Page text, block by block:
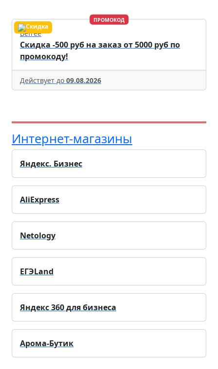
ПРОМОКОД
Befree
Скидка -500 руб на заказ от 5000 руб по
промокоду!
Действует до 09.08.2026
Интернет-магазины
Яндекс. Бизнес
AliExpress
Netology
ЕГЭLand
Яндекс 360 для бизнеса
Арома-Бутик